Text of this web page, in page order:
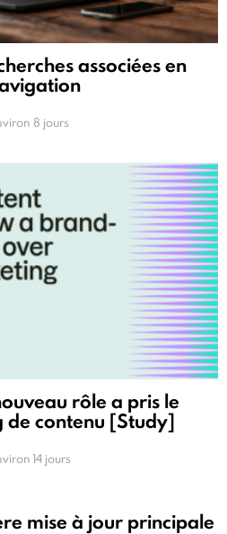
associées en
8 jours
rôle a pris le
contenu [Study]
14 jours
mise à jour principale